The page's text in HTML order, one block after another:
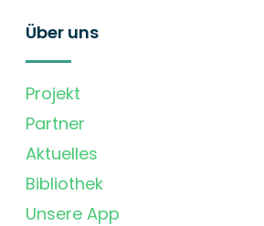
Über uns
Projekt
Partner
Aktuelles
Bibliothek
Unsere App